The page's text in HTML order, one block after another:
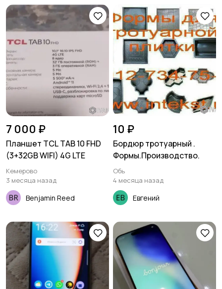
7 000 ₽
Планшет TCL TAB 10 FHD
(3+32GB WIFI) 4G LTE
Кемерово
3 месяца назад
Benjamin Reed
10 ₽
Бордюр тротуарный .
Формы.Производство.
Обь
4 месяца назад
Евгений